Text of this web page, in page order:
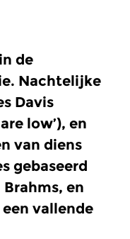
de
Nachtelijke
Davis
low’), en
van diens
gebaseerd
en
vallende